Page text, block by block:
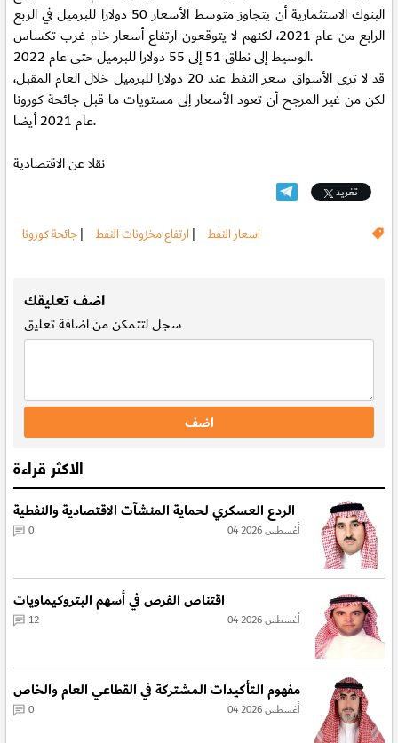
البنوك الاستثمارية أن يتجاوز متوسط الأسعار 50 دولارا للبرميل في الربع
الرابع من عام 2021، لكنهم لا يتوقعون ارتفاع أسعار خام غرب تكساس
الوسيط إلى نطاق 51 إلى 55 دولارا للبرميل حتى عام 2022.
قد لا ترى الأسواق سعر النفط عند 20 دولارا للبرميل خلال العام المقبل،
لكن من غير المرجح أن تعود الأسعار إلى مستويات ما قبل جائحة كورونا
عام 2021 أيضا.
نقلا عن الاقتصادية
تغريد
اسعار النفط | ارتفاع مخزونات النفط |جائحة كورونا
اضف تعليقك
سجللتتمكن من اضافة تعليق
الاكثر قراءة
الردع العسكري لحماية المنشآت الاقتصادية والنفطية
04 أغسطس 2026 0
اقتناص الفرص في أسهم البتروكيماويات
04 أغسطس 2026 12
مفهوم الـتأكيدات المشتركة في القطاعي العام والخاص
04 أغسطس 2026 0